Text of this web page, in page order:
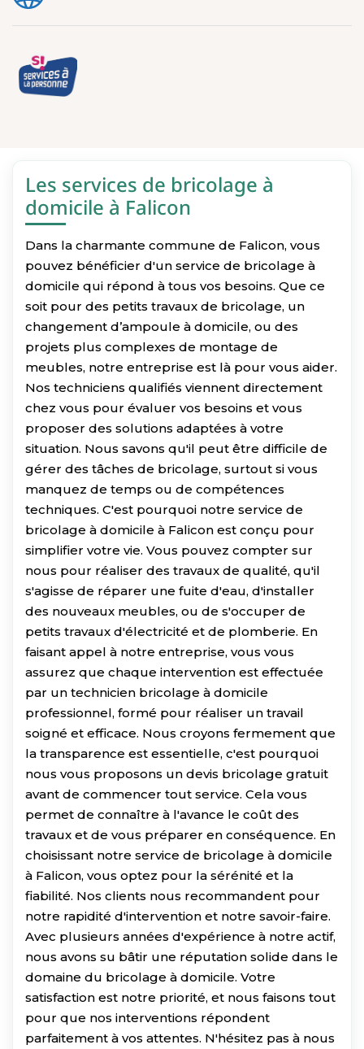
Les services de bricolage à
domicile à Falicon
Dans la charmante commune de Falicon, vous
pouvez bénéficier d'un service de bricolage à
domicile qui répond à tous vos besoins. Que ce
soit pour des petits travaux de bricolage, un
changement d’ampoule à domicile, ou des
projets plus complexes de montage de
meubles, notre entreprise est là pour vous aider.
Nos techniciens qualifiés viennent directement
chez vous pour évaluer vos besoins et vous
proposer des solutions adaptées à votre
situation. Nous savons qu'il peut être difficile de
gérer des tâches de bricolage, surtout si vous
manquez de temps ou de compétences
techniques. C'est pourquoi notre service de
bricolage à domicile à Falicon est conçu pour
simplifier votre vie. Vous pouvez compter sur
nous pour réaliser des travaux de qualité, qu'il
s'agisse de réparer une fuite d'eau, d'installer
des nouveaux meubles, ou de s'occuper de
petits travaux d'électricité et de plomberie. En
faisant appel à notre entreprise, vous vous
assurez que chaque intervention est effectuée
par un technicien bricolage à domicile
professionnel, formé pour réaliser un travail
soigné et efficace. Nous croyons fermement que
la transparence est essentielle, c'est pourquoi
nous vous proposons un devis bricolage gratuit
avant de commencer tout service. Cela vous
permet de connaître à l'avance le coût des
travaux et de vous préparer en conséquence. En
choisissant notre service de bricolage à domicile
à Falicon, vous optez pour la sérénité et la
fiabilité. Nos clients nous recommandent pour
notre rapidité d'intervention et notre savoir-faire.
Avec plusieurs années d'expérience à notre actif,
nous avons su bâtir une réputation solide dans le
domaine du bricolage à domicile. Votre
satisfaction est notre priorité, et nous faisons tout
pour que nos interventions répondent
parfaitement à vos attentes. N'hésitez pas à nous